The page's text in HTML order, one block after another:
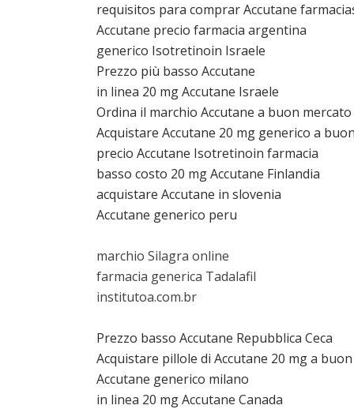
requisitos para comprar Accutane
Accutane precio farmacia argentina
generico Isotretinoin Israele
Prezzo più basso Accutane
in linea 20 mg Accutane Israele
Ordina il marchio Accutane a buon mercato
Acquistare Accutane 20 mg generico a
precio Accutane Isotretinoin farmacia
basso costo 20 mg Accutane Finlandia
acquistare Accutane in slovenia
Accutane generico peru
marchio Silagra online
farmacia generica Tadalafil
institutoa.com.br
Prezzo basso Accutane Repubblica Ceca
Acquistare pillole di Accutane 20 mg a
Accutane generico milano
in linea 20 mg Accutane Canada